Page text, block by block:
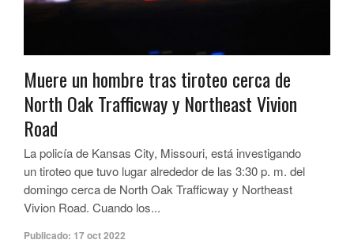
Muere un hombre tras tiroteo cerca de
North Oak Trafficway y Northeast Vivion
Road
La policía de Kansas City, Missouri, está investigando
un tiroteo que tuvo lugar alrededor de las 3:30 p. m. del
domingo cerca de North Oak Trafficway y Northeast
Vivion Road. Cuando los...
Publicado: 17 oct 2022